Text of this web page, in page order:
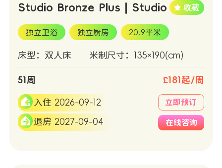
Studio Bronze Plus | Studio
独立卫浴 独立厨房 20.9平米
床型：双人床 米制尺寸：135×190(cm)
51周 £181起/周
入住 2026-09-12
退房 2027-09-04
立即预订
在线咨询